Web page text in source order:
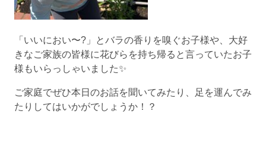
「いいにおい〜?」とバラの香りを嗅ぐお子様や、大好
きなご家族の皆様に花びらを持ち帰ると言っていたお子
様もいらっしゃいました✨
ご家庭でぜひ本日のお話を聞いてみたり、足を運んでみ
たりしてはいかがでしょうか！？